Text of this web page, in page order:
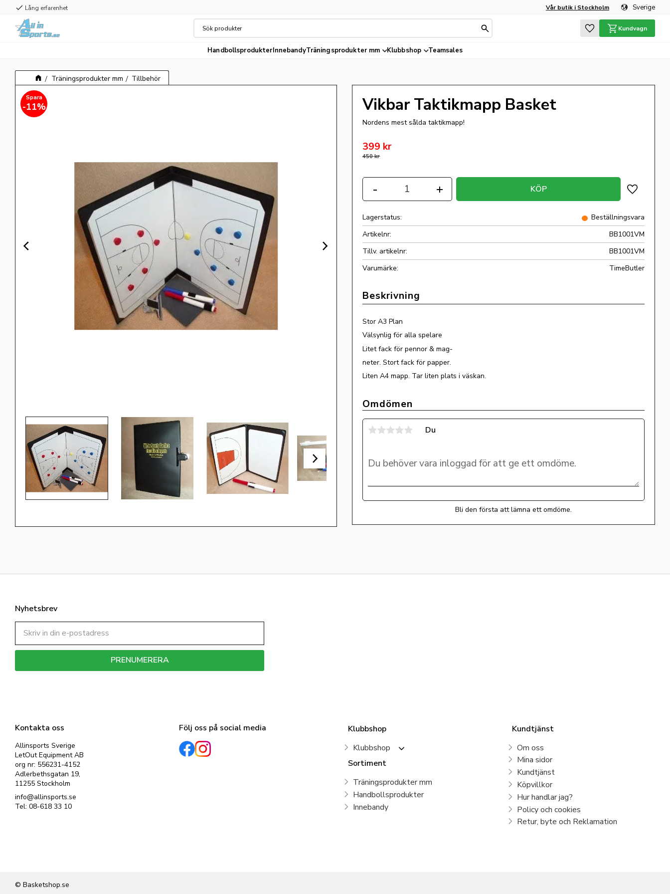
check Lång erfarenhet Vår butik i Stockholm Sverige
Favoriter
Kundvagn
HandbollsprodukterInnebandyTräningsprodukter mm Klubbshop Teamsales
Träningsprodukter mm Tillbehör
11% Vikbar Taktikmapp Basket
Nordens mest sålda taktikmapp!
Nedsatt pris:
399 kr
Ordinarie pris:
450kr
+
- KÖP
Lägg till i
Lagerstatus
Beställningsvara
Artikelnr
BB1001VM
Tillv. artikelnr
BB1001VM
TimeButler
Stor A3 Plan
Välsynlig för alla spelare
Litet fack för pennor & mag-
neter. Stort fack för papper.
Liten A4 mapp. Tar liten plats i väskan.
Omdömen
Du
Bli den första att lämna ett omdöme.
Kontakta oss
Allinsports Sverige
LetOut Equipment AB
org nr: 556231-4152
Adlerbethsgatan 19,
11255 Stockholm
info@allinsports.se
Tel: 08-618 33 10
Följ oss på social media
Klubbshop
Klubbshop
Sortiment
Träningsprodukter mm
Handbollsprodukter
Innebandy
Kundtjänst
Om oss
Mina sidor
Kundtjänst
Köpvillkor
Hur handlar jag?
Policy och cookies
Retur, byte och Reklamation
Nyhetsbrev
PRENUMERERA
© Basketshop.se